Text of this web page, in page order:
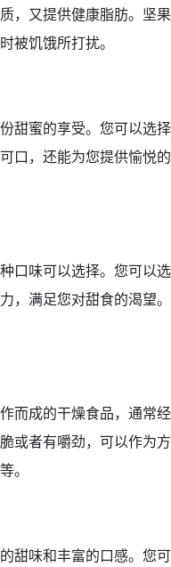
，又提供健康脂肪。坚
被饥饿所打扰。
甜蜜的享受。您可以选
口，还能为您提供愉悦
口味可以选择。您可以
，满足您对甜食的渴望
而成的干燥食品，通常
或者有嚼劲，可以作为
。
甜味和丰富的口感。您